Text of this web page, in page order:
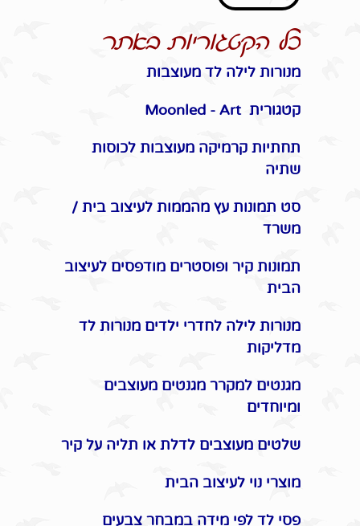
כל הקטגוריות באתר
מנורות לילה לד מעוצבות
קטגורית Moonled - Art
תחתיות קרמיקה מעוצבות לכוסות
שתיה
סט תמונות עץ מהממות לעיצוב בית /
משרד
תמונות קיר ופוסטרים מודפסים לעיצוב
הבית
מנורות לילה לחדרי ילדים מנורות לד
מדליקות
מגנטים למקרר מגנטים מעוצבים
ומיוחדים
שלטים מעוצבים לדלת או תליה על קיר
מוצרי נוי לעיצוב הבית
פסי לד לפי מידה במבחר צבעים